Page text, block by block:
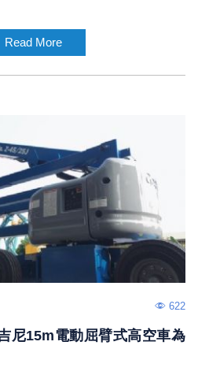
Read More
622
尼15m電動屈臂式高空車為